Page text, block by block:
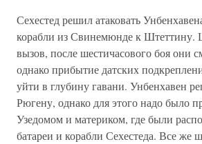
Сехестед решил атаковать
корабли из Свинемюнде к
вызов, после шестичасового боя они
однако прибытие датских
уйти в глубину гавани. Унбенхавен
Рюгену, однако для этого надо было
Узедомом и материком, где были
батареи и корабли Сехестеда. Все же